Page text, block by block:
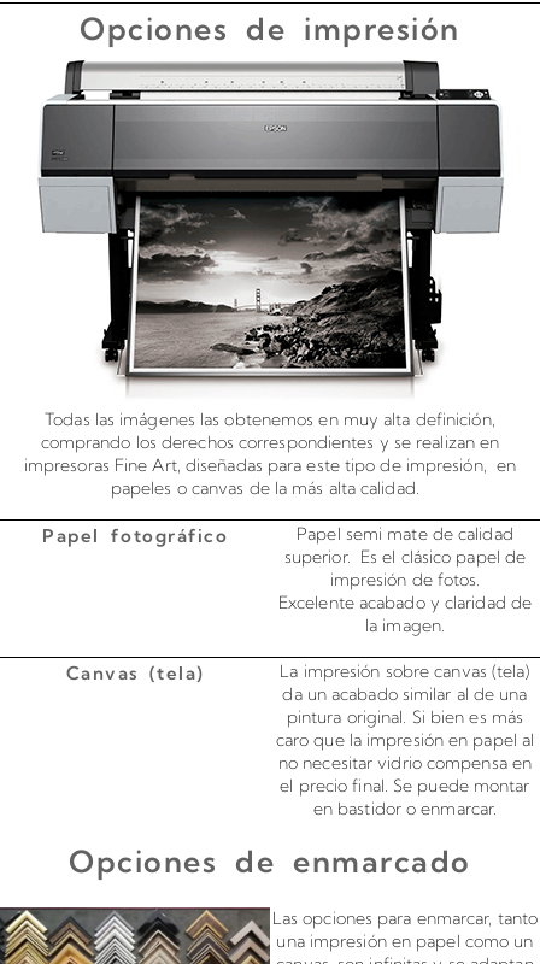
Opciones de impresión
Todas las imágenes las obtenemos en muy alta definición,
comprando los derechos correspondientes y se realizan en
impresoras Fine Art, diseñadas para este tipo de impresión, en
papeles o canvas de la más alta calidad.
Papel fotográfico
Papel semi mate de calidad
superior. Es el clásico papel de
impresión de fotos.
Excelente acabado y claridad de
la imagen.
Canvas (tela)
La impresión sobre canvas (tela)
da un acabado similar al de una
pintura original. Si bien es más
caro que la impresión en papel al
no necesitar vidrio compensa en
el precio final. Se puede montar
en bastidor o enmarcar.
Opciones de enmarcado
Las opciones para enmarcar, tanto
una impresión en papel como un